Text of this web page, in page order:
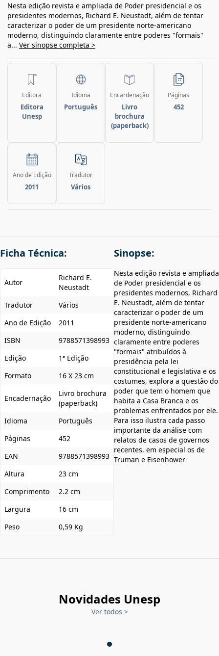
Nesta edição revista e ampliada de Poder presidencial e os
presidentes modernos, Richard E. Neustadt, além de tentar
caracterizar o poder de um presidente norte-americano
moderno, distinguindo claramente entre poderes "formais"
a... Ver sinopse completa >
Editora
Editora
Unesp
Idioma
Português
Encardenação
Livro
brochura
(paperback)
Páginas
452
Ano de Edição
2011
Tradutor
Vários
Ficha Técnica:
Autor
Richard E.
Neustadt
Tradutor
Vários
Ano de Edição
2011
ISBN
9788571398993
Edição
1ª Edição
Formato
16 X 23 cm
Encadernação
Livro brochura
(paperback)
Idioma
Português
Páginas
452
EAN
9788571398993
Altura
23 cm
Comprimento
2.2 cm
Largura
16 cm
Peso
0,59 Kg
Sinopse:
Nesta edição revista e ampliada
de Poder presidencial e os
presidentes modernos, Richard
E. Neustadt, além de tentar
caracterizar o poder de um
presidente norte-americano
moderno, distinguindo
claramente entre poderes
"formais" atribuídos à
presidência pela lei
constitucional e legislativa e os
costumes, explora a questão do
poder que tem o homem que
habita a Casa Branca e os
problemas enfrentados por ele.
Para isso ilustra cada passo
importante da análise com
relatos de casos de governos
recentes, em especial os de
Truman e Eisenhower
Novidades Unesp
Ver todos >